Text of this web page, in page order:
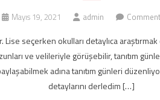
Mayıs 19, 2021 admin
Lise seçerken okulları detaylıca
ve velileriyle görüşebilir, tanıtım
adına tanıtım günleri
detaylarını derledim […]